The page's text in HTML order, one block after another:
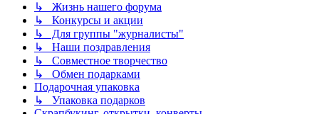
↳ Жизнь нашего форума
↳ Конкурсы и акции
↳ Для группы "журналисты"
↳ Наши поздравления
↳ Совместное творчество
↳ Обмен подарками
Подарочная упаковка
↳ Упаковка подарков